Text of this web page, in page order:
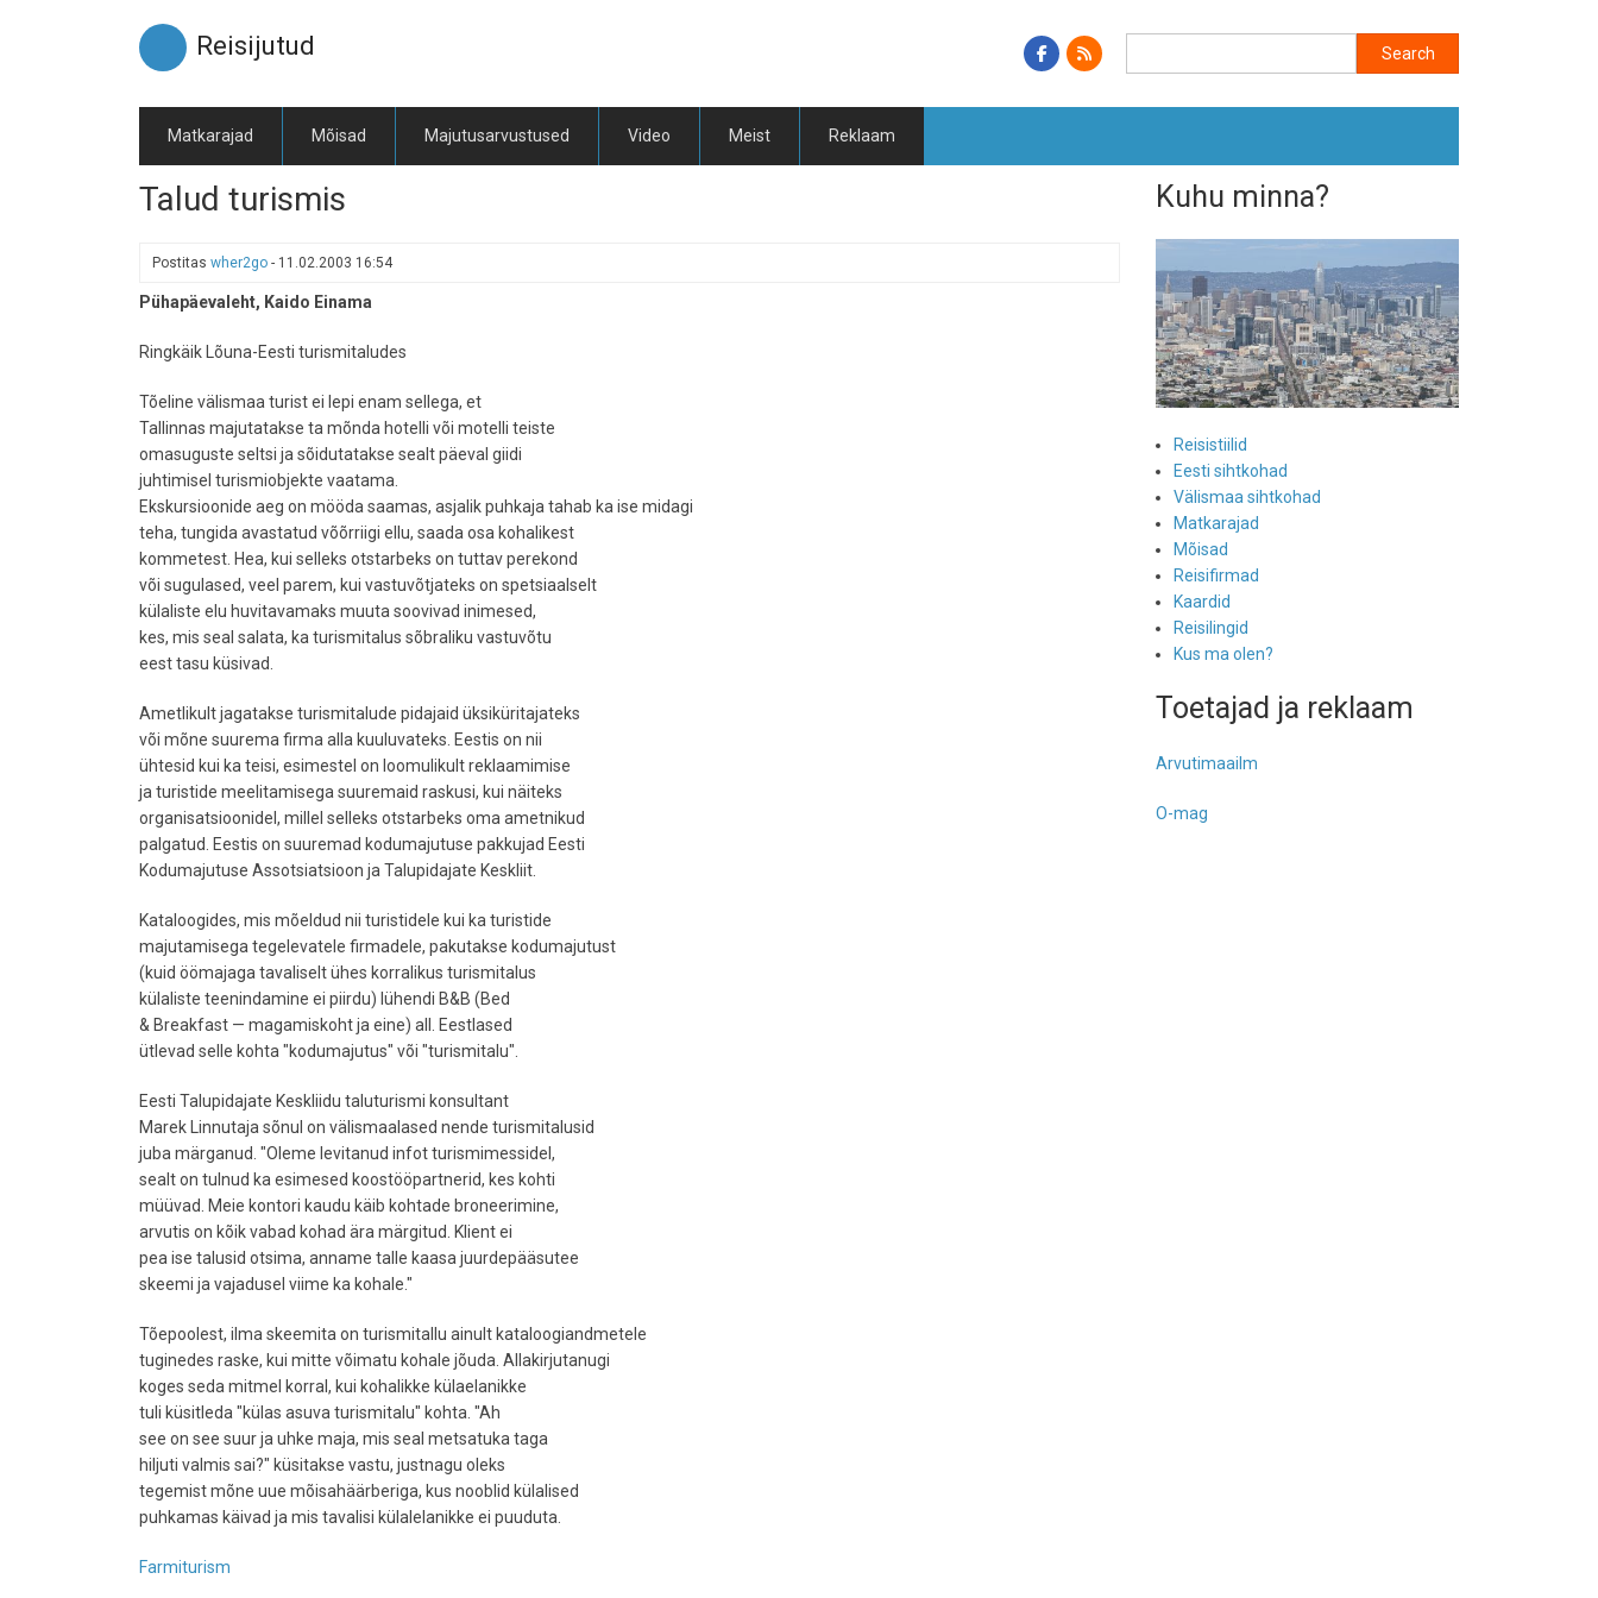
Reisijutud
Matkarajad Mõisad Majutusarvustused Video Meist Reklaam
Talud turismis
Postitas wher2go - 11.02.2003 16:54
Pühapäevaleht, Kaido Einama
Ringkäik Lõuna-Eesti turismitaludes
Tõeline välismaa turist ei lepi enam sellega, et
Tallinnas majutatakse ta mõnda hotelli või motelli teiste
omasuguste seltsi ja sõidutatakse sealt päeval giidi
juhtimisel turismiobjekte vaatama.
Ekskursioonide aeg on mööda saamas, asjalik puhkaja tahab ka ise midagi
teha, tungida avastatud võõrriigi ellu, saada osa kohalikest
kommetest. Hea, kui selleks otstarbeks on tuttav perekond
või sugulased, veel parem, kui vastuvõtjateks on spetsiaalselt
külaliste elu huvitavamaks muuta soovivad inimesed,
kes, mis seal salata, ka turismitalus sõbraliku vastuvõtu
eest tasu küsivad.
Ametlikult jagatakse turismitalude pidajaid üksiküritajateks
või mõne suurema firma alla kuuluvateks. Eestis on nii
ühtesid kui ka teisi, esimestel on loomulikult reklaamimise
ja turistide meelitamisega suuremaid raskusi, kui näiteks
organisatsioonidel, millel selleks otstarbeks oma ametnikud
palgatud. Eestis on suuremad kodumajutuse pakkujad Eesti
Kodumajutuse Assotsiatsioon ja Talupidajate Keskliit.
Kataloogides, mis mõeldud nii turistidele kui ka turistide
majutamisega tegelevatele firmadele, pakutakse kodumajutust
(kuid öömajaga tavaliselt ühes korralikus turismitalus
külaliste teenindamine ei piirdu) lühendi B&B (Bed
& Breakfast — magamiskoht ja eine) all. Eestlased
ütlevad selle kohta "kodumajutus" või "turismitalu".
Eesti Talupidajate Keskliidu taluturismi konsultant
Marek Linnutaja sõnul on välismaalased nende turismitalusid
juba märganud. "Oleme levitanud infot turismimessidel,
sealt on tulnud ka esimesed koostööpartnerid, kes kohti
müüvad. Meie kontori kaudu käib kohtade broneerimine,
arvutis on kõik vabad kohad ära märgitud. Klient ei
pea ise talusid otsima, anname talle kaasa juurdepääsutee
skeemi ja vajadusel viime ka kohale."
Tõepoolest, ilma skeemita on turismitallu ainult kataloogiandmetele
tuginedes raske, kui mitte võimatu kohale jõuda. Allakirjutanugi
koges seda mitmel korral, kui kohalikke külaelanikke
tuli küsitleda "külas asuva turismitalu" kohta. "Ah
see on see suur ja uhke maja, mis seal metsatuka taga
hiljuti valmis sai?" küsitakse vastu, justnagu oleks
tegemist mõne uue mõisahäärberiga, kus nooblid külalised
puhkamas käivad ja mis tavalisi külalelanikke ei puuduta.
Farmiturism
Kuhu minna?
Reisistiilid
Eesti sihtkohad
Välismaa sihtkohad
Matkarajad
Mõisad
Reisifirmad
Kaardid
Reisilingid
Kus ma olen?
Toetajad ja reklaam
Arvutimaailm
O-mag